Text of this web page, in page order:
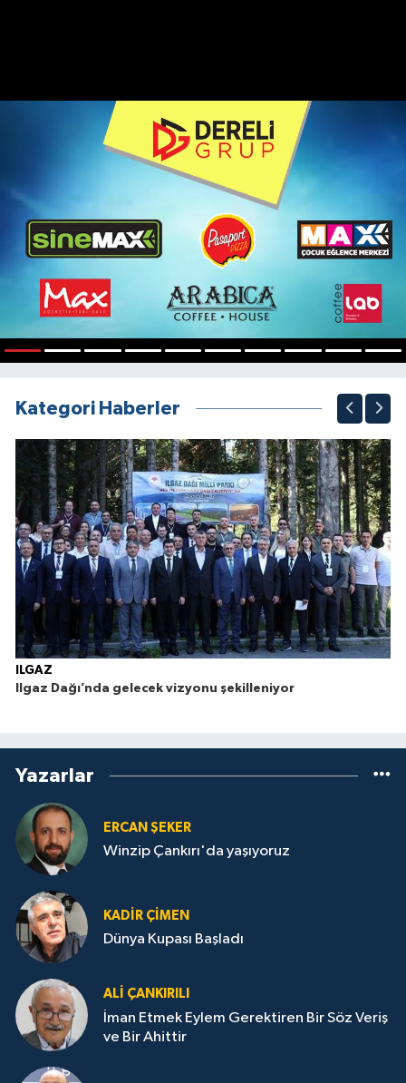
Kategori Haberler
ILGAZ
Ilgaz Dağı’nda gelecek vizyonu şekilleniyor
Yazarlar
ERCAN ŞEKER
Winzip Çankırı'da yaşıyoruz
KADIR ÇIMEN
Dünya Kupası Başladı
ALI ÇANKIRILI
İman Etmek Eylem Gerektiren Bir Söz Veriş
ve Bir Ahittir